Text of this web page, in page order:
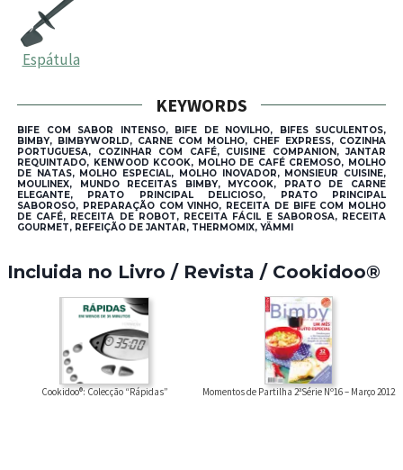
Espátula
KEYWORDS
BIFE COM SABOR INTENSO, BIFE DE NOVILHO, BIFES SUCULENTOS,
BIMBY, BIMBYWORLD, CARNE COM MOLHO, CHEF EXPRESS, COZINHA
PORTUGUESA, COZINHAR COM CAFÉ, CUISINE COMPANION, JANTAR
REQUINTADO, KENWOOD KCOOK, MOLHO DE CAFÉ CREMOSO, MOLHO
DE NATAS, MOLHO ESPECIAL, MOLHO INOVADOR, MONSIEUR CUISINE,
MOULINEX, MUNDO RECEITAS BIMBY, MYCOOK, PRATO DE CARNE
ELEGANTE, PRATO PRINCIPAL DELICIOSO, PRATO PRINCIPAL
SABOROSO, PREPARAÇÃO COM VINHO, RECEITA DE BIFE COM MOLHO
DE CAFÉ, RECEITA DE ROBOT, RECEITA FÁCIL E SABOROSA, RECEITA
GOURMET, REFEIÇÃO DE JANTAR, THERMOMIX, YÄMMI
Incluida no Livro / Revista / Cookidoo®
Cookidoo®: Colecção “Rápidas” Momentos de Partilha 2ªSérie Nº16 – Março 2012